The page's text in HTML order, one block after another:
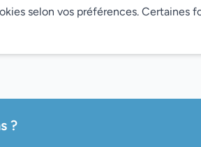
selon vos préférences.
?